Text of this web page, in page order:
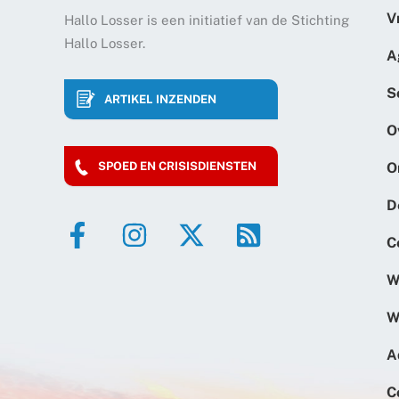
Hallo Losser is een initiatief van de Stichting
Hallo Losser.
ARTIKEL INZENDEN
SPOED EN CRISISDIENSTEN